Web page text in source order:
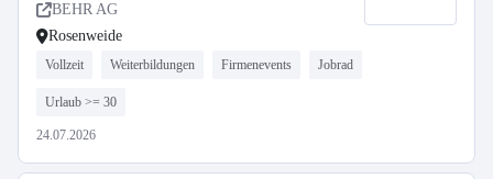
BEHR AG
Rosenweide
Vollzeit Weiterbildungen Firmenevents Jobrad
Urlaub >= 30
24.07.2026